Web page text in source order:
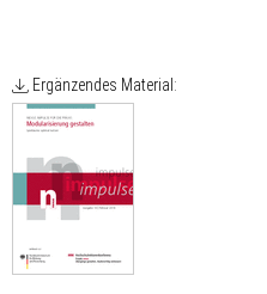
Ergänzendes Material: